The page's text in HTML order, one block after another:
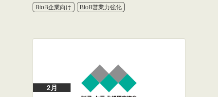
BtoB企業向け BtoB営業力強化
2月